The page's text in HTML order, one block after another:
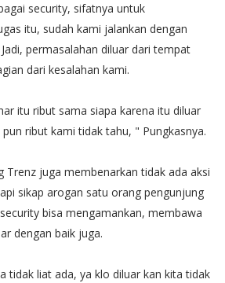
security, sifatnya untuk
itu, sudah kami jalankan dengan
permasalahan diluar dari tempat
dari kesalahan kami.
itu ribut sama siapa karena itu diluar
ribut kami tidak tahu, " Pungkasnya.
Trenz juga membenarkan tidak ada aksi
sikap arogan satu orang pengunjung
bisa mengamankan, membawa
dengan baik juga.
tidak liat ada, ya klo diluar kan kita tidak